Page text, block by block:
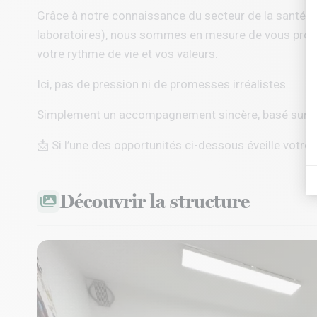
Grâce à notre connaissance du secteur de la santé
laboratoires), nous sommes en mesure de vous
votre rythme de vie et vos valeurs.
Ici, pas de pression ni de promesses irréalistes.
Simplement un accompagnement sincère, basé sur
📩 Si l’une des opportunités ci-dessous éveille votre
Découvrir la structure